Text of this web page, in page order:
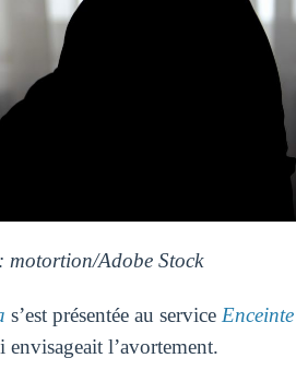
Adobe Stock
s’est présentée au service
l’avortement.